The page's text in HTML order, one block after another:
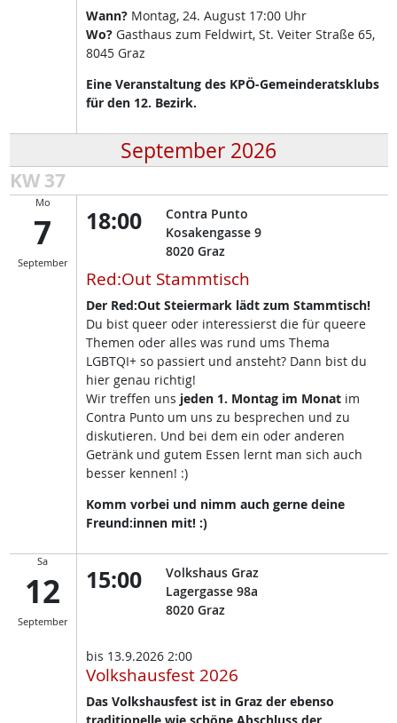
Wann?Montag, 24. August 17:00 Uhr
Wo?Gasthaus zum Feldwirt, St. Veiter Straße 65,
8045 Graz
Eine Veranstaltung des KPÖ-Gemeinderatsklubs
für den 12. Bezirk.
September 2026
KW 37
Mo
7
September
18:00
Contra Punto
Kosakengasse 9
8020 Graz
Red:Out Stammtisch
Der Red:Out Steiermark lädt zum Stammtisch!
Du bist queer oder interessierst die für queere
Themen oder alles was rund ums Thema
LGBTQI+ so passiert und ansteht? Dann bist du
hier genau richtig!
Wir treffen uns jeden 1. Montag im Monat im
Contra Punto um uns zu besprechen und zu
diskutieren. Und bei dem ein oder anderen
Getränk und gutem Essen lernt man sich auch
besser kennen! :)
Komm vorbei und nimm auch gerne deine
Freund:innen mit! :)
Sa
12
September
15:00
Volkshaus Graz
Lagergasse 98a
8020 Graz
bis 13.9.2026 2:00
Volkshausfest 2026
Das Volkshausfest ist in Graz der ebenso